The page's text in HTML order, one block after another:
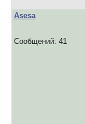
Asesa
Сообщений: 41